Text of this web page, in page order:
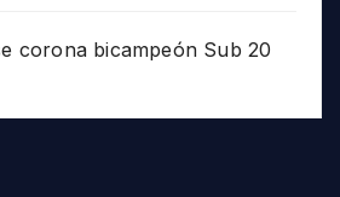
corona bicampeón Sub 20